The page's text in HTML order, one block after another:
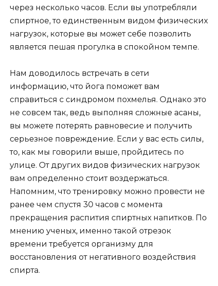
через несколько часов. Если вы употребляли
спиртное, то единственным видом физических
нагрузок, которые вы может себе позволить
является пешая прогулка в спокойном темпе.
Нам доводилось встречать в сети
информацию, что йога поможет вам
справиться с синдромом похмелья. Однако это
не совсем так, ведь выполняя сложные асаны,
вы можете потерять равновесие и получить
серьезное повреждение. Если у вас есть силы,
то, как мы говорили выше, пройдитесь по
улице. От других видов физических нагрузок
вам определенно стоит воздержаться.
Напомним, что тренировку можно провести не
ранее чем спустя 30 часов с момента
прекращения распития спиртных напитков. По
мнению ученых, именно такой отрезок
времени требуется организму для
восстановления от негативного воздействия
спирта.